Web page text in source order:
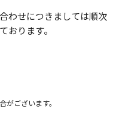
わせにつきましては順次
いております。
ございます。